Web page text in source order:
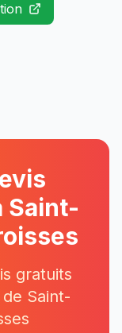
Saint-
gratuits
de Saint-